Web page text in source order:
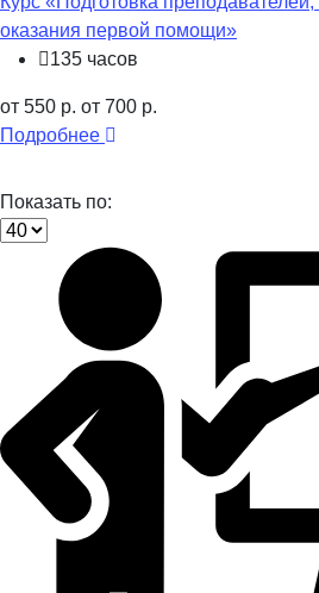
оказания первой помощи»
135 часов
от 550 р. от 700 р.
Подробнее
Показать по: